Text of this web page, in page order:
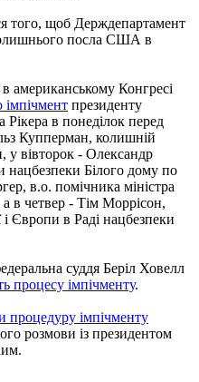
того, щоб Держдепартамент
посла США в
американському Конгресі
імпічмент президенту
Рікера в понеділок перед
Купперман, колишній
у вівторок - Олександр
нацбезпеки Білого дому по
в.о. помічника міністра
в четвер - Тім Моррісон,
Європи в Раді нацбезпеки
суддя Беріл Ховелл
процесу імпічменту.
процедуру імпічменту
розмови із президентом